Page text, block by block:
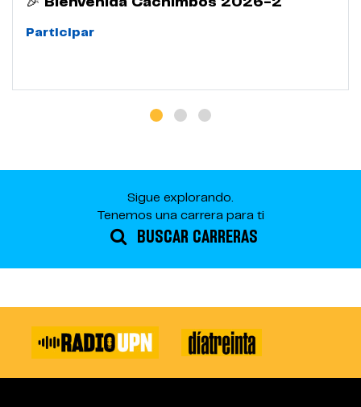
Participar
Sigue explorando.
Tenemos una carrera para ti
BUSCAR CARRERAS